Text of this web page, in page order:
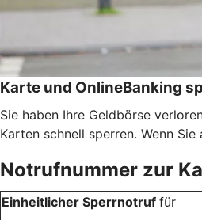
Karte und OnlineBanking
Sie haben Ihre Geldbörse
Karten schnell sperren. Wenn
Notrufnummer zur
Einheitlicher Sperrnotruf für